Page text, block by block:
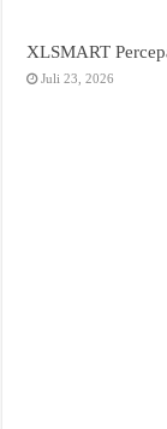
XLSMART
Juli 23, 2026